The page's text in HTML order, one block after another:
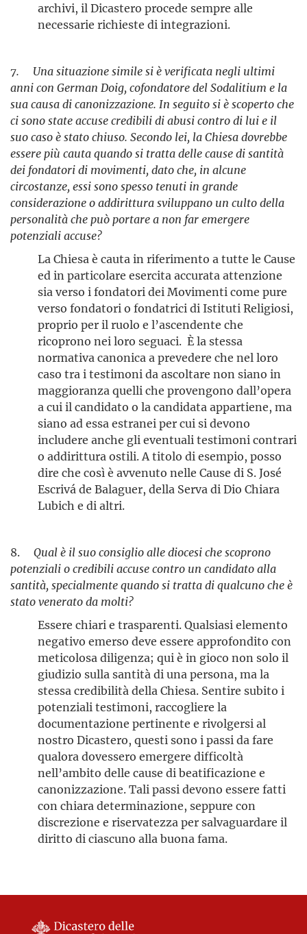
archivi, il Dicastero procede sempre alle
necessarie richieste di integrazioni.
7. Una situazione simile si è verificata negli ultimi
anni con German Doig, cofondatore del Sodalitium e la
sua causa di canonizzazione. In seguito si è scoperto che
ci sono state accuse credibili di abusi contro di lui e il
suo caso è stato chiuso. Secondo lei, la Chiesa dovrebbe
essere più cauta quando si tratta delle cause di santità
dei fondatori di movimenti, dato che, in alcune
circostanze, essi sono spesso tenuti in grande
considerazione o addirittura sviluppano un culto della
personalità che può portare a non far emergere
potenziali accuse?
La Chiesa è cauta in riferimento a tutte le Cause
ed in particolare esercita accurata attenzione
sia verso i fondatori dei Movimenti come pure
verso fondatori o fondatrici di Istituti Religiosi,
proprio per il ruolo e l’ascendente che
ricoprono nei loro seguaci. È la stessa
normativa canonica a prevedere che nel loro
caso tra i testimoni da ascoltare non siano in
maggioranza quelli che provengono dall’opera
a cui il candidato o la candidata appartiene, ma
siano ad essa estranei per cui si devono
includere anche gli eventuali testimoni contrari
o addirittura ostili. A titolo di esempio, posso
dire che così è avvenuto nelle Cause di S. José
Escrivá de Balaguer, della Serva di Dio Chiara
Lubich e di altri.
8. Qual è il suo consiglio alle diocesi che scoprono
potenziali o credibili accuse contro un candidato alla
santità, specialmente quando si tratta di qualcuno che è
stato venerato da molti?
Essere chiari e trasparenti. Qualsiasi elemento
negativo emerso deve essere approfondito con
meticolosa diligenza; qui è in gioco non solo il
giudizio sulla santità di una persona, ma la
stessa credibilità della Chiesa. Sentire subito i
potenziali testimoni, raccogliere la
documentazione pertinente e rivolgersi al
nostro Dicastero, questi sono i passi da fare
qualora dovessero emergere difficoltà
nell’ambito delle cause di beatificazione e
canonizzazione. Tali passi devono essere fatti
con chiara determinazione, seppure con
discrezione e riservatezza per salvaguardare il
diritto di ciascuno alla buona fama.